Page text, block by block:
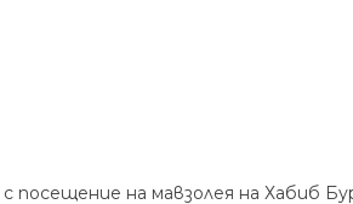
посещение на мавзолея на Хабиб